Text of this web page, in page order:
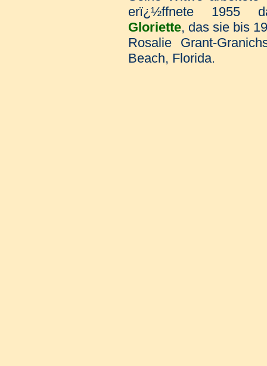
erï¿½ffnete 1955
Gloriette, das sie bis
Rosalie Grant-
Beach, Florida.